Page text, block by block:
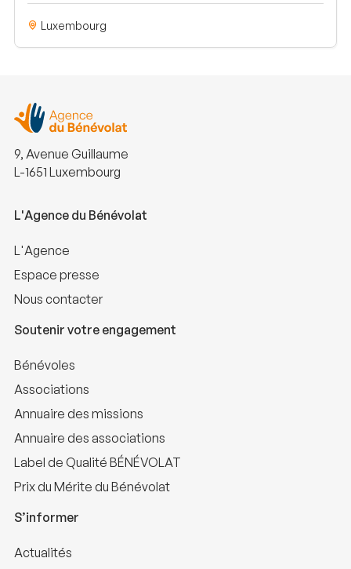
Luxembourg
9, Avenue Guillaume
L-1651 Luxembourg
L'Agence du Bénévolat
L'Agence
Espace presse
Nous contacter
Soutenir votre engagement
Bénévoles
Associations
Annuaire des missions
Annuaire des associations
Label de Qualité BÉNÉVOLAT
Prix du Mérite du Bénévolat
S’informer
Actualités